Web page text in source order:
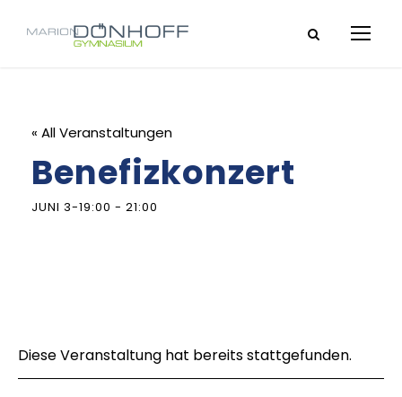
« All Veranstaltungen
Benefizkonzert
JUNI 3-19:00 - 21:00
Diese Veranstaltung hat bereits stattgefunden.